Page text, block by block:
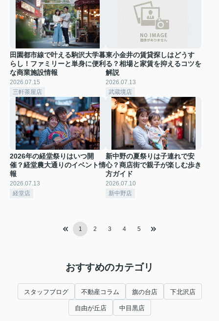
田園都市線で叶える駒沢大学暮
らし！ファミリーと単身に便利
な商業施設情報
2026.07.15
三軒茶屋店
東小金井の賃貸探しはどうす
る？相場と家賃を抑えるコツを
解説
2026.07.13
武蔵境店
2026年の経堂祭りはいつ開
催？経堂農大通りのイベント情
報
2026.07.13
経堂店
新中野の夏祭りは子連れで安
心？商店街で親子が楽しむ歩き
方ガイド
2026.07.10
新中野店
1 2 3 4 5
おすすめのカテゴリ
スタッフブログ 不動産コラム 旗の台店 下北沢店
自由が丘店 中目黒店